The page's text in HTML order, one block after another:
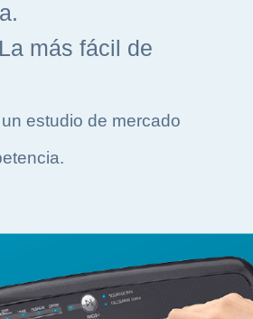
más fácil de
estudio de mercado